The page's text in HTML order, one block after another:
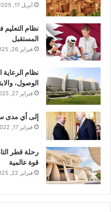
أبريل 17, 2025
نظام
المستقبل
فبراير 26, 2025
نظام
الوصول،
فبراير 27, 2025
إلى أي مدى
فبراير 17, 2022
رحلة قطر
قوة عالمية
فبراير 22, 2025